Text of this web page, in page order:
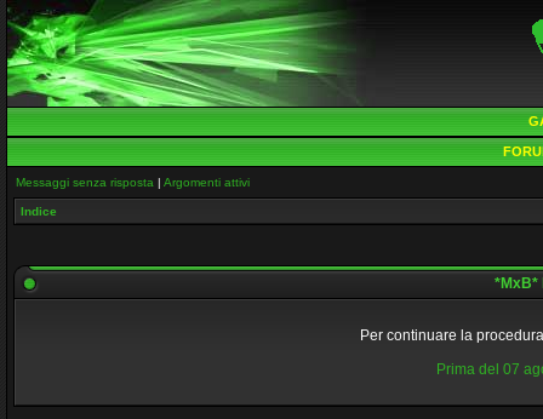
Messaggi senza risposta | Argomenti attivi
Indice
*MxB*
Per continuare la
Prima del 07